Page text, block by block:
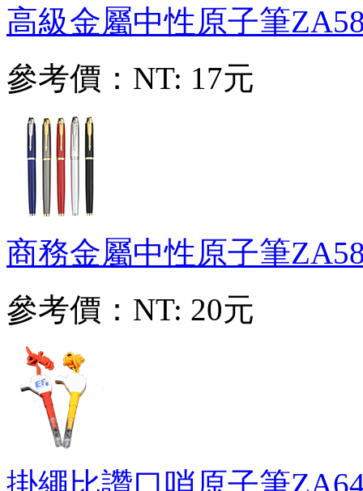
高級金屬中性原子筆
參考價： NT: 17元
商務金屬中性原子筆
參考價： NT: 20元
掛繩比讚口哨原子筆